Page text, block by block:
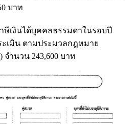
บาท
เงินได้บุคคลธรรมดาในรอบปี
เมิน ตามประมวลกฎหมาย
จำนวน 243,600 บาท